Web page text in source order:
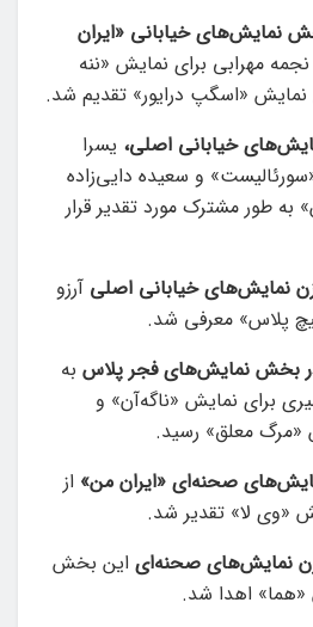
نمایش‌های خیابانی «ایران
مهرابی برای نمایش «ننه
نمایش «اسگپ درایور» تقدیم شد.
خیابانی اصلی، یسرا
و سعیده دایی‌زاده
طور مشترک مورد تقدیر قرار
نمایش‌های خیابانی اصلی آرزو
پلاس» معرفی شد.
در بخش نمایش‌های فجر پلاس به
برای نمایش «ناگه‌آن» و
«مرگ معلق» رسید.
صحنه‌ای «ایران من» از
«وی لا» تقدیر شد.
زن نمایش‌های صحنه‌ای این بخش
«هما» اهدا شد.